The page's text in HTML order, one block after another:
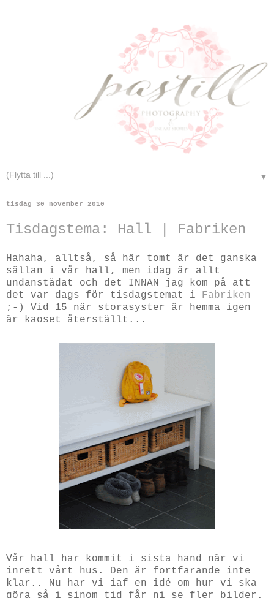
▼
tisdag 30 november 2010
Tisdagstema: Hall | Fabriken
Hahaha, alltså, så här tomt är det ganska
sällan i vår hall, men idag är allt
undanstädat och det INNAN jag kom på att
det var dags för tisdagstemat i
Fabriken
;-) Vid 15 när storasyster är hemma igen
är kaoset återställt...
Vår hall har kommit i sista hand när vi
inrett vårt hus. Den är fortfarande inte
klar.. Nu har vi iaf en idé om hur vi ska
göra så i sinom tid får ni se fler bilder.